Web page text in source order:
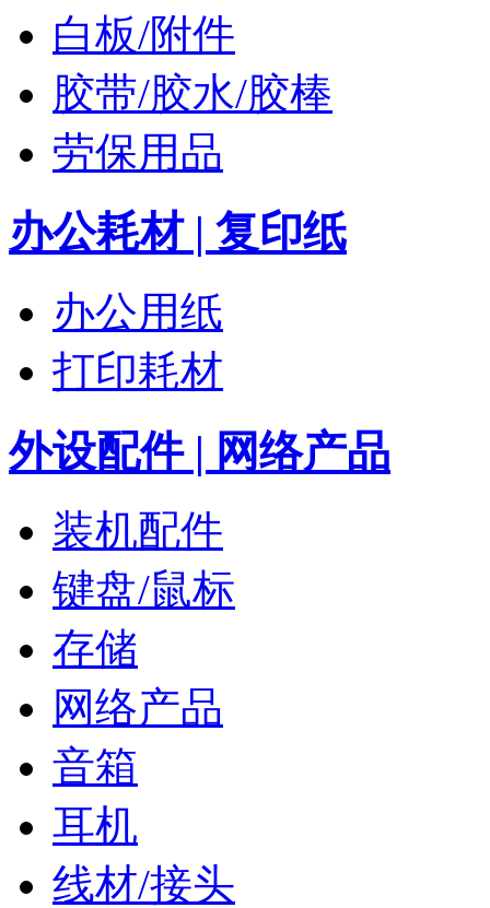
白板/附件
胶带/胶水/胶棒
劳保用品
办公耗材 | 复印纸
办公用纸
打印耗材
外设配件 | 网络产品
装机配件
键盘/鼠标
存储
网络产品
音箱
耳机
线材/接头